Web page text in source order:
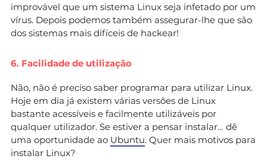
improvável que um sistema Linux seja infetado por um
vírus. Depois podemos também assegurar-lhe que são
dos sistemas mais difíceis de hackear!
6. Facilidade de utilização
Não, não é preciso saber programar para utilizar Linux.
Hoje em dia já existem várias versões de Linux
bastante acessíveis e facilmente utilizáveis por
qualquer utilizador. Se estiver a pensar instalar… dê
uma oportunidade ao Ubuntu. Quer mais motivos para
instalar Linux?